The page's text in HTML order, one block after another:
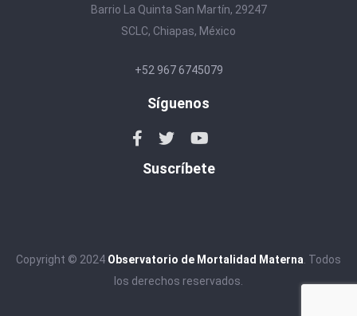
Barrio La Quinta San Martín, 29247
SCLC, Chiapas, México
+52 967 6745079
Síguenos
Suscríbete
Copyright © 2024 Observatorio de Mortalidad Materna . Todos
los derechos reservados.